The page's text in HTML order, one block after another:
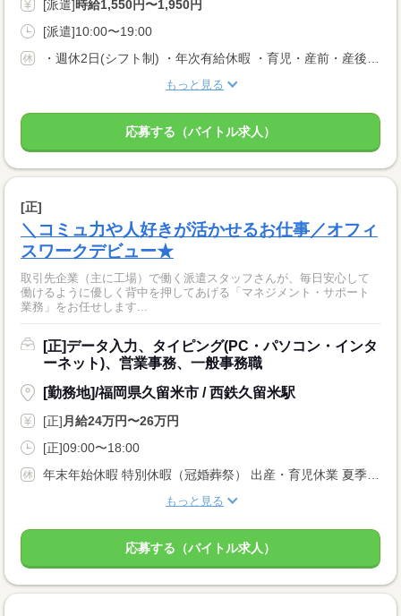
[派遣] 時給1,550円〜1,950円
[派遣]10:00〜19:00
もっと見る
応募する（バイトル求人）
[正]
＼コミュ力や人好きが活かせるお仕事／オフィ
スワークデビュー★
取引先企業（主に工場）で働く派遣スタッフさんが、毎日安心して
働けるように優しく背中を押してあげる「マネジメント・サポート
業務」をお任せします...
[正]データ入力、タイピング(PC・パソコン・インタ
ーネット)、営業事務、一般事務職
[勤務地]/福岡県久留米市 / 西鉄久留米駅
[正] 月給24万円〜26万円
[正]09:00〜18:00
もっと見る
応募する（バイトル求人）